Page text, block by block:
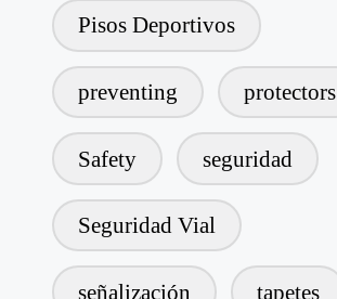
Pisos Deportivos
preventing protectors
Safety seguridad
Seguridad Vial
señalización tapetes